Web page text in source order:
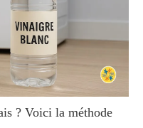
? Voici la méthode